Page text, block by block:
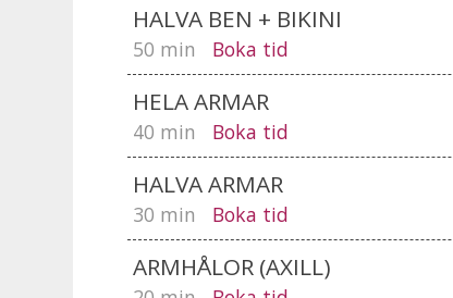
HALVA BEN + BIKINI
50 min Boka tid
HELA ARMAR
40 min Boka tid
HALVA ARMAR
30 min Boka tid
ARMHÅLOR (AXILL)